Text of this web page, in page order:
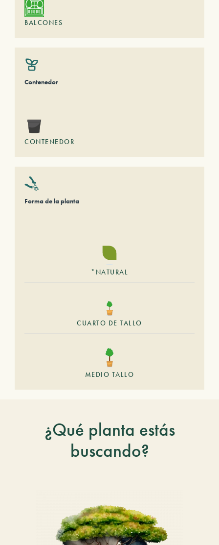
BALCONES
Contenedor
CONTENEDOR
Forma de la planta
*NATURAL
CUARTO DE TALLO
MEDIO TALLO
¿Qué planta estás
buscando?